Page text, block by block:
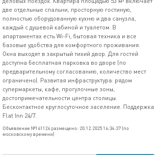
две отдельные спальни, просторную гостиную,
полностью оборудованную кухню и два санузла,
каждый с душевой кабиной и туалетом. В
апартаментах есть Wi-Fi, бытовая техника и все
базовые удобства для комфортного проживания.
Окна выходят в закрытый тихий двор. Для гостей
доступна бесплатная парковка во дворе (по
предварительному согласованию, количество мест
ограничено). Развитая инфраструктура: рядом
супермаркеты, кафе, прогулочные зоны,
достопримечательности центра столицы.
Бесконтактное круглосуточное заселение. Поддержка
Flat Inn 24/7.
Объявление №161126 размещено: 20.12.2025 16:34:37 (по
московскому времени)